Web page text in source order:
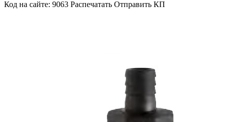
Код на сайте: 9063 Распечатать Отправить КП